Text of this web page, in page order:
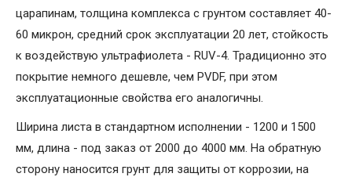
царапинам, толщина комплекса с грунтом составляет 40-
60 микрон, средний срок эксплуатации 20 лет, стойкость
к воздействую ультрафиолета - RUV-4. Традиционно это
покрытие немного дешевле, чем PVDF, при этом
эксплуатационные свойства его аналогичны.
Ширина листа в стандартном исполнении - 1200 и 1500
мм, длина - под заказ от 2000 до 4000 мм. На обратную
сторону наносится грунт для защиты от коррозии, на